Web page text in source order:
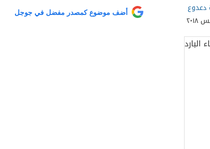
أضف موضوع كمصدر مفضل في جوجل